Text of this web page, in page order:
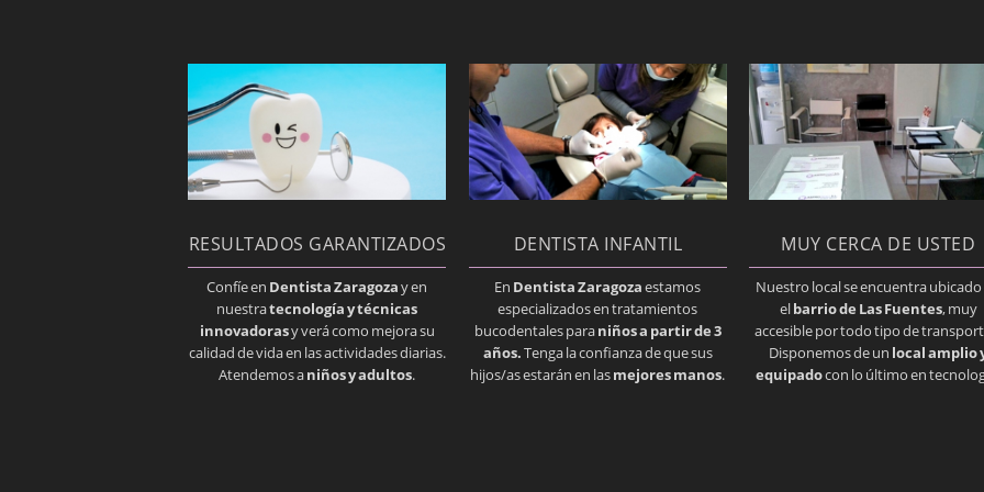
RESULTADOS GARANTIZADOS
Confíe en Dentista Zaragozay en
nuestratecnología y técnicas
innovadorasy verá como mejora su
calidad de vida en las actividades diarias.
Atendemos aniños y adultos.
DENTISTA INFANTIL
En Dentista Zaragozaestamos
especializados en tratamientos
bucodentales paraniños a partir de 3
años.Tenga la confianza de que sus
hijos/as estarán en lasmejores manos.
MUY CERCA DE USTED
Nuestro local se encuentra ubicado
elbarrio de Las Fuentes, muy
accesible por todo tipo de
Disponemos de un local amplio
equipadocon lo último en